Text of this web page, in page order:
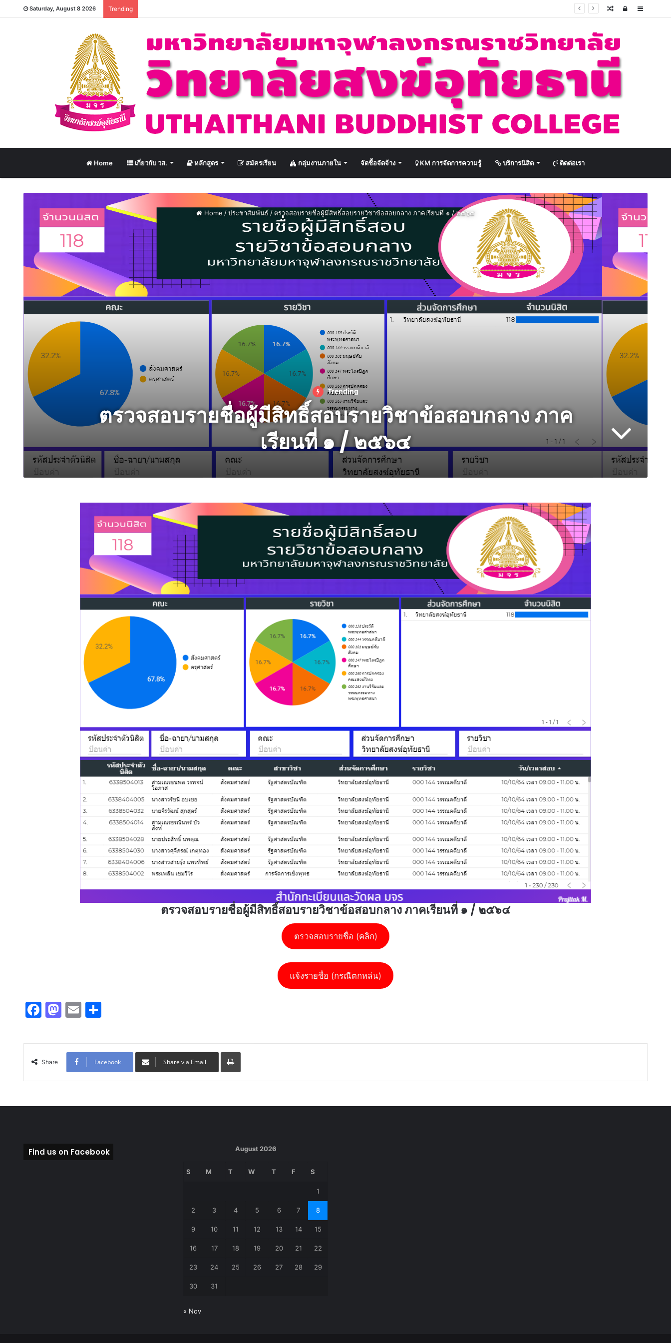
Saturday, August 8 2026 Trending Sidebar
Log
Random
Home เกี่ยวกับ วส. หลักสูตร สมัครเรียน กลุ่มงานภายใน จัดชื้อจัดจ้าง KM การจัดการความรู้ บริการนิสิต ติดต่อเรา
Home /ประชาสัมพันธ์ / ตรวจสอบรายชื่อผู้มีสิทธิ์สอบรายวิชาข้อสอบกลาง ภาคเรียนที่ ๑ / ๒๕๖๔
Trending
ตรวจสอบรายชื่อผู้มีสิทธิ์สอบรายวิชาข้อสอบกลาง ภาค
เรียนที่ ๑ / ๒๕๖๔
ตรวจสอบรายชื่อผู้มีสิทธิ์สอบรายวิชาข้อสอบกลาง ภาคเรียนที่ ๑ / ๒๕๖๔
ตรวจสอบรายชื่อ (คลิก)
แจ้งรายชื่อ (กรณีตกหล่น)
F
c
e
o
M
st
o
d
n
E
ai
l
ar
e
Share Facebook Share via Email
Print
Find us on Facebook August 2026
S M T W T F S
1
2 3 4 5 6 7 8
9 10 11 12 13 14 15
16 17 18 19 20 21 22
23 24 25 26 27 28 29
30 31
« Nov